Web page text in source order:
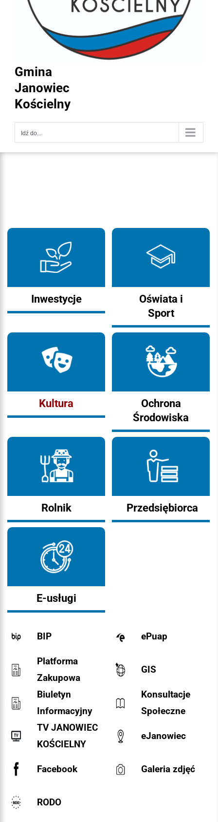
Gmina
Janowiec
Kościelny
Idź do...
Inwestycje
Oświata i
Sport
Kultura
Ochrona
Środowiska
Rolnik Przedsiębiorca
E-usługi
BIP ePuap
Platforma
Zakupowa
GIS
Biuletyn
Informacyjny
Konsultacje
Społeczne
TV JANOWIEC
KOŚCIELNY
eJanowiec
Facebook Galeria zdjęć
RODO